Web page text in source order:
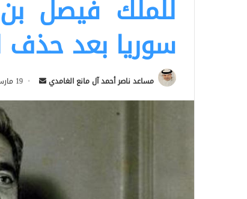
للملك فيصل
سوريا بعد حذف
مساعد ناصر أحمد آل مانع الغامدي
أرسل 19 مارس، 2021